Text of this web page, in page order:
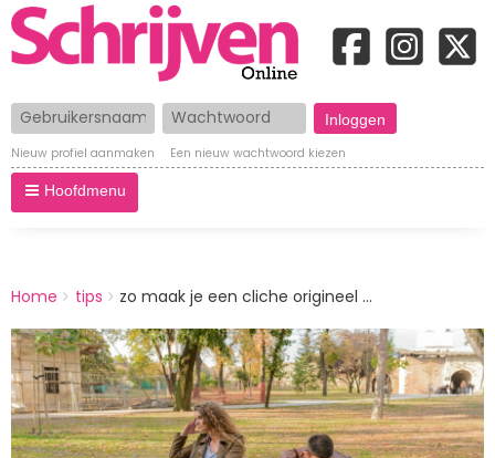
Gebruikersnaam Wachtwoord
Nieuw profiel aanmaken Een nieuw wachtwoord kiezen
Hoofdmenu
BREADCRUMBS
You
here:
Home tips
zo maak je een cliche origineel ...
Afbeelding